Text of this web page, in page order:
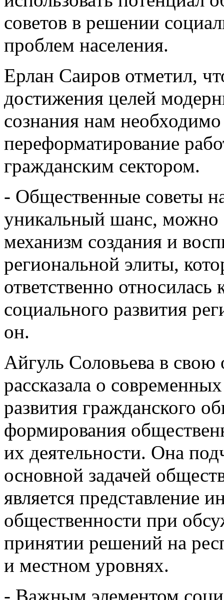
советов в решении
проблем населения.
Ерлан Саиров отметил,
достижения целей
сознания нам необходимо
переформатирование
гражданским сектором.
- Общественные советы
уникальный шанс, можно
механизм создания и
региональной элиты,
ответственно относилась
социального развития
он.
Айгуль Соловьева в свою
рассказала о
развития гражданского
формирования
их деятельности. Она
основной задачей
является представление
общественности при
принятии решений на
и местном уровнях.